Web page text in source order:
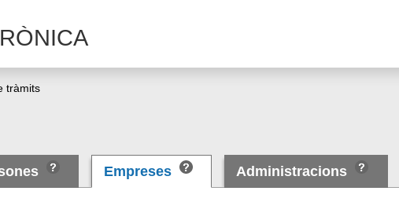
tràmits
Empreses Administracions